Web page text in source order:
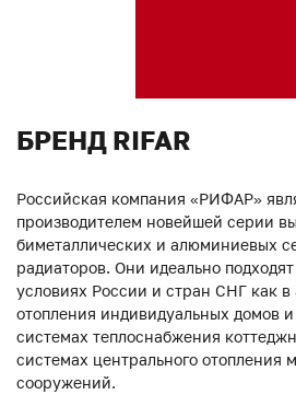
БРЕНД RIFAR
Российская компания «РИФАР»
производителем новейшей серии
биметаллических и алюминиевых
радиаторов. Они идеально
условиях России и стран СНГ как
отопления индивидуальных домов
системах теплоснабжения
системах центрального отопления
сооружений.